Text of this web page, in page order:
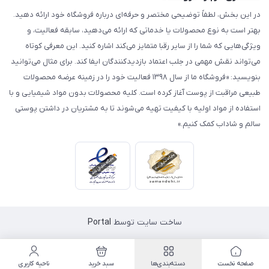
در این بخش، لطفاً توضیحی مختصر و حرفه‌ای درباره فروشگاه خود ارائه دهید.
بهتر است به نوع محصولات یا خدماتی که ارائه می‌دهید، سابقه فعالیت، و
ویژگی‌هایی که شما را از سایر رقبا متمایز می‌کند اشاره کنید. این معرفی کوتاه
می‌تواند نقش مهمی در جلب اعتماد بازدیدکنندگان ایفا کند. برای مثال می‌توانید
بنویسید: «فروشگاه ما از سال ۱۳۹۸ فعالیت خود را در زمینه عرضه محصولات
طبیعی مراقبت از پوست آغاز کرده است. کلیه محصولات بدون مواد شیمیایی و با
استفاده از مواد اولیه با کیفیت تهیه می‌شوند تا به مشتریان در داشتن پوستی
سالم و شاداب کمک کنیم.»
ساخت سایت توسط Portal
صفحه نخست دسته‌بندی‌ها سبد خرید ناحیه کاربری